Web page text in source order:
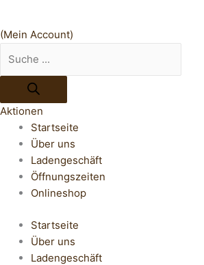
(Mein Account)
Aktionen
Startseite
Über uns
Ladengeschäft
Öffnungszeiten
Onlineshop
Startseite
Über uns
Ladengeschäft